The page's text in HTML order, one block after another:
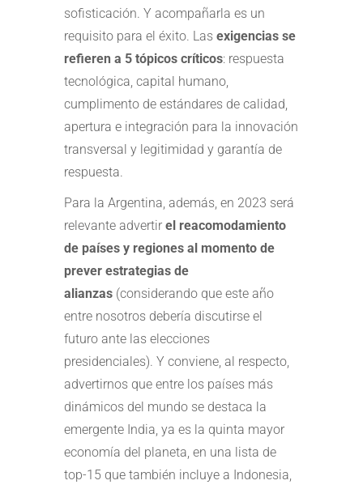
sofisticación. Y acompañarla es un
requisito para el éxito. Las exigencias se
refieren a 5 tópicos críticos: respuesta
tecnológica, capital humano,
cumplimento de estándares de calidad,
apertura e integración para la innovación
transversal y legitimidad y garantía de
respuesta.
Para la Argentina, además, en 2023 será
relevante advertir el reacomodamiento
de países y regiones al momento de
prever estrategias de
alianzas (considerando que este año
entre nosotros debería discutirse el
futuro ante las elecciones
presidenciales). Y conviene, al respecto,
advertirnos que entre los países más
dinámicos del mundo se destaca la
emergente India, ya es la quinta mayor
economía del planeta, en una lista de
top-15 que también incluye a Indonesia,